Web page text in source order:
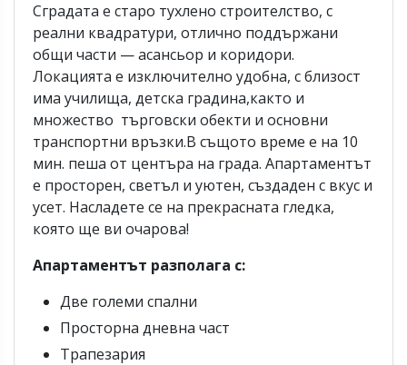
Сградата е старо тухлено строителство, с
реални квадратури, отлично поддържани
общи части — асансьор и коридори.
Локацията е изключително удобна, с близост
има училища, детска градина,както и
множество търговски обекти и основни
транспортни връзки.В същото време е на 10
мин. пеша от центъра на града. Апартаментът
е просторен, светъл и уютен, създаден с вкус и
усет. Насладете се на прекрасната гледка,
която ще ви очарова!
Апартаментът разполага с:
Две големи спални
Просторна дневна част
Трапезария